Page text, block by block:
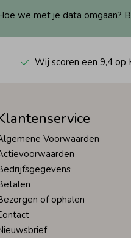
we met je data omgaan?
Wij scoren een 9,4 op
Voorwaarden
of ophalen